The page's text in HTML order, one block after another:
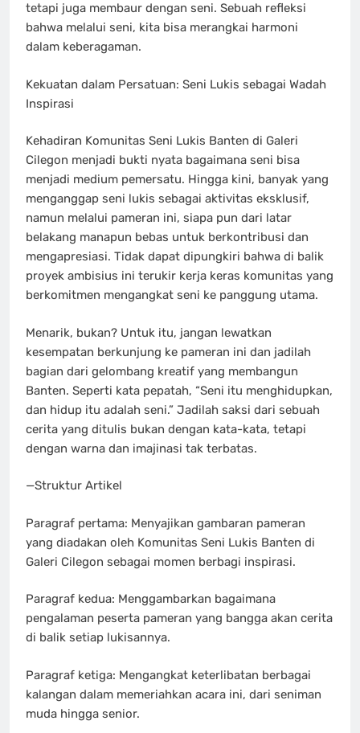
tetapi juga membaur dengan seni. Sebuah refleksi
bahwa melalui seni, kita bisa merangkai harmoni
dalam keberagaman.
Kekuatan dalam Persatuan: Seni Lukis sebagai Wadah
Inspirasi
Kehadiran Komunitas Seni Lukis Banten di Galeri
Cilegon menjadi bukti nyata bagaimana seni bisa
menjadi medium pemersatu. Hingga kini, banyak yang
menganggap seni lukis sebagai aktivitas eksklusif,
namun melalui pameran ini, siapa pun dari latar
belakang manapun bebas untuk berkontribusi dan
mengapresiasi. Tidak dapat dipungkiri bahwa di balik
proyek ambisius ini terukir kerja keras komunitas yang
berkomitmen mengangkat seni ke panggung utama.
Menarik, bukan? Untuk itu, jangan lewatkan
kesempatan berkunjung ke pameran ini dan jadilah
bagian dari gelombang kreatif yang membangun
Banten. Seperti kata pepatah, “Seni itu menghidupkan,
dan hidup itu adalah seni.” Jadilah saksi dari sebuah
cerita yang ditulis bukan dengan kata-kata, tetapi
dengan warna dan imajinasi tak terbatas.
—Struktur Artikel
Paragraf pertama: Menyajikan gambaran pameran
yang diadakan oleh Komunitas Seni Lukis Banten di
Galeri Cilegon sebagai momen berbagi inspirasi.
Paragraf kedua: Menggambarkan bagaimana
pengalaman peserta pameran yang bangga akan cerita
di balik setiap lukisannya.
Paragraf ketiga: Mengangkat keterlibatan berbagai
kalangan dalam memeriahkan acara ini, dari seniman
muda hingga senior.